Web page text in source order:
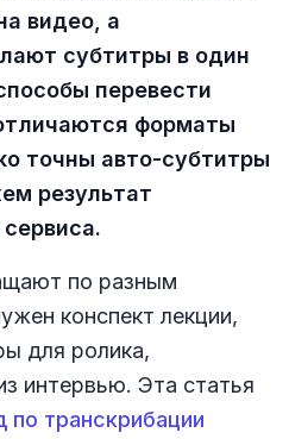
видео, а
субтитры в один
перевести
форматы
точны авто-субтитры
результат
по разным
конспект лекции,
для ролика,
интервью. Эта статья
по транскрибации